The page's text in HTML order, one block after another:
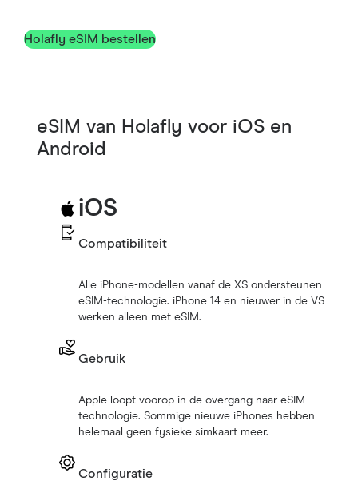
Holafly eSIM bestellen
eSIM van Holafly voor iOS en
Android
iOS
Compatibiliteit
Alle iPhone-modellen vanaf de XS ondersteunen
eSIM-technologie. iPhone 14 en nieuwer in de VS
werken alleen met eSIM.
Gebruik
Apple loopt voorop in de overgang naar eSIM-
technologie. Sommige nieuwe iPhones hebben
helemaal geen fysieke simkaart meer.
Configuratie